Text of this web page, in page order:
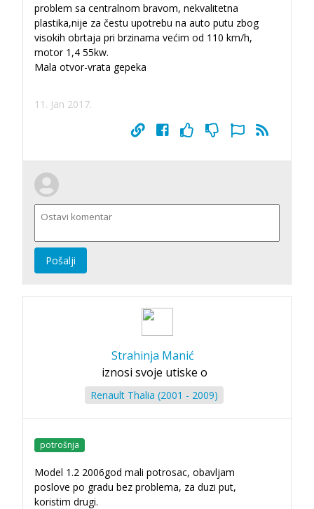
problem sa centralnom bravom, nekvalitetna
plastika,nije za čestu upotrebu na auto putu zbog
visokih obrtaja pri brzinama većim od 110 km/h,
motor 1,4 55kw.
Mala otvor-vrata gepeka
11. Jan 2017.
Pošalji
Strahinja Manić
iznosi svoje utiske o
Renault Thalia (2001 - 2009)
potrošnja
Model 1.2 2006god mali potrosac, obavljam
poslove po gradu bez problema, za duzi put,
koristim drugi.